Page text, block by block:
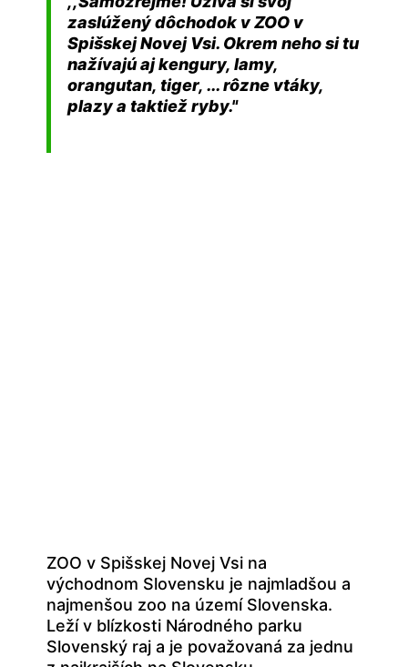
zaslúžený dôchodok v ZOO v
Spišskej Novej Vsi. Okrem neho si tu
nažívajú aj kengury, lamy,
orangutan, tiger, ... rôzne vtáky,
plazy a taktiež ryby."
ZOO v Spišskej Novej Vsi na
východnom Slovensku je najmladšou a
najmenšou zoo na území Slovenska.
Leží v blízkosti Národného parku
Slovenský raj a je považovaná za jednu